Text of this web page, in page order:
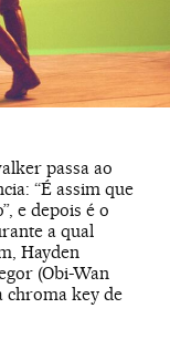
passa ao
“É assim que
e depois é o
a qual
Hayden
(Obi-Wan
chroma key de